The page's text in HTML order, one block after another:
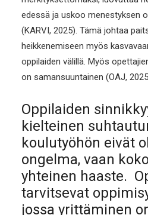
edessä ja uskoo menestyksen
(KARVI, 2025). Tämä johtaa
heikkenemiseen myös
oppilaiden välillä. Myös
on samansuuntainen (OAJ,
Oppilaiden
kielteinen
koulutyöhön eivät
ongelma, vaan
yhteinen haaste.
tarvitsevat
jossa yrittäminen